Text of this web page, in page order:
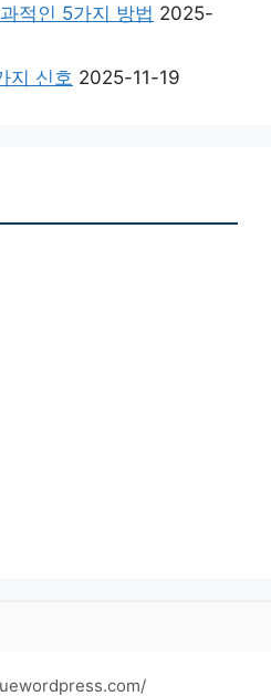
적인 5가지 방법 2025-
지 신호 2025-11-19